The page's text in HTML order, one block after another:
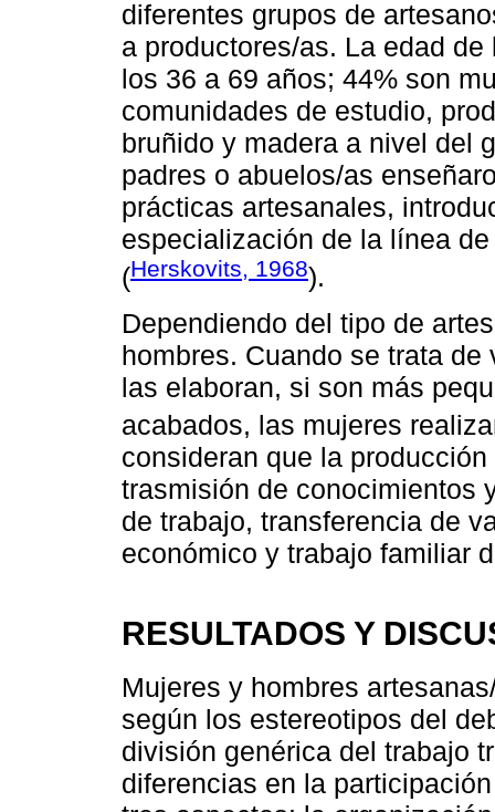
diferentes grupos de
a productores/as. La edad
los 36 a 69 años; 44% son
comunidades de estudio,
bruñido y madera a nivel del
padres o abuelos/as
prácticas artesanales,
especialización de la línea
(Herskovits, 1968).
Dependiendo del tipo de
hombres. Cuando se trata
las elaboran, si son más
acabados, las mujeres
consideran que la
trasmisión de conocimientos
de trabajo, transferencia de
económico y trabajo familiar
RESULTADOS Y
Mujeres y hombres
según los estereotipos del
división genérica del trabajo
diferencias en la